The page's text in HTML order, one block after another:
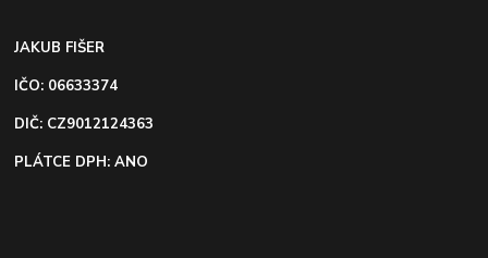
JAKUB FIŠER
IČO: 06633374
DIČ: CZ9012124363
PLÁTCE DPH: ANO